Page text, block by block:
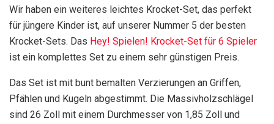
Wir haben ein weiteres leichtes Krocket-Set, das perfekt
für jüngere Kinder ist, auf unserer Nummer 5 der besten
Krocket-Sets. Das Hey! Spielen! Krocket-Set für 6 Spieler
ist ein komplettes Set zu einem sehr günstigen Preis.
Das Set ist mit bunt bemalten Verzierungen an Griffen,
Pfählen und Kugeln abgestimmt. Die Massivholzschlägel
sind 26 Zoll mit einem Durchmesser von 1,85 Zoll und